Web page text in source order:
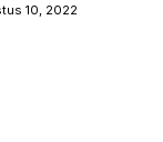
10, 2022